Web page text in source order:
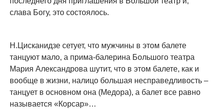
слава Богу, это состоялось.
Н.Цисканидзе сетует, что мужчины в этом балете
танцуют мало, а прима-балерина Большого театра
Мария Александрова шутит, что в этом балете, как и
вообще в жизни, налицо большая несправедливость –
танцует в основном она (Медора), а балет все равно
называется «Корсар»…